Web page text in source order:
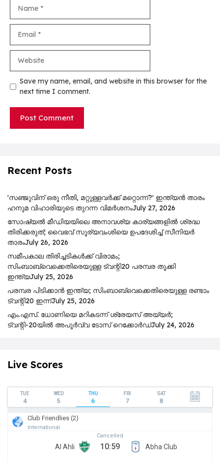
Save my name, email, and website in this browser for the
next time I comment.
Recent Posts
'സഞ്ജുവിന് ഒരു നീതി, മറ്റുള്ളവർക്ക് മറ്റൊന്ന്?' ഇന്ത്യൻ താരം
ഹനുമ വിഹാരിയുടെ തുറന്ന വിമർശനംJuly 27, 2026
സോഷ്യൽ മീഡിയയിലെ അനാവശ്യ കാര്യങ്ങളിൽ ശ്രദ്ധ
തിരിക്കരുത്; വൈഭവ് സൂര്യവംശിയെ ഉപദേശിച്ച് സീനിയർ
താരംJuly 26, 2026
സമീപകാല തിരിച്ചടികൾക്ക് വിരാമം;
സിംബാബ്‌വെക്കെതിരെയുള്ള ട്വന്റി20 പരമ്പര തൂക്കി
ഇന്ത്യJuly 25, 2026
പ​ര​മ്പ​ര പി​ടി​ക്കാ​ൻ ഇ​ന്ത്യ; സിം​ബാ​ബ്​‍വെക്കെതിരെയുള്ള ര​ണ്ടാം
ട്വ​ന്റി20 ഇ​ന്ന്July 25, 2026
എം.എസ്. ധോണിയെ മറികടന്ന് ശ്രേയസ് അയ്യർ;
ട്വന്റി-20യിൽ അപൂർവ്വ ടോസ് റെക്കോർഡ്July 24, 2026
Live Scores
TUE
4
WED
5
THU
6
FRI
7
SAT
8
Club Friendlies (2)
International
Al Ahli
Cancelled
10:59 Abha Club